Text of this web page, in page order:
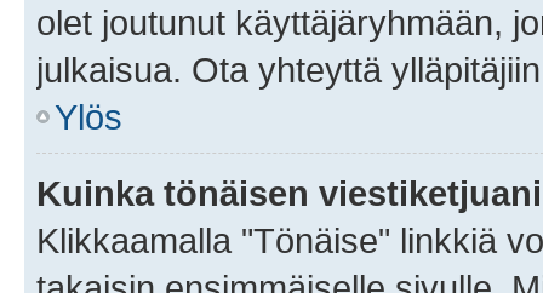
olet joutunut käyttäjäryhmään,
julkaisua. Ota yhteyttä
Ylös
Kuinka tönäisen
Klikkaamalla "Tönäise" linkkiä